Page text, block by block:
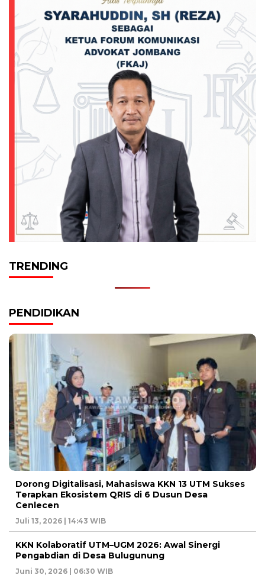
TRENDING
PENDIDIKAN
Dorong Digitalisasi, Mahasiswa KKN 13 UTM Sukses
Terapkan Ekosistem QRIS di 6 Dusun Desa
Cenlecen
Juli 13, 2026 | 14:43 WIB
KKN Kolaboratif UTM–UGM 2026: Awal Sinergi
Pengabdian di Desa Bulugunung
Juni 30, 2026 | 06:30 WIB